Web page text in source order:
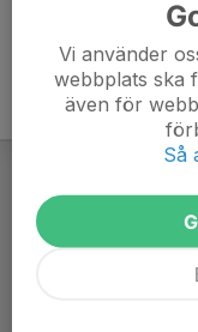
Vi använder
webbplats ska
även för
Så